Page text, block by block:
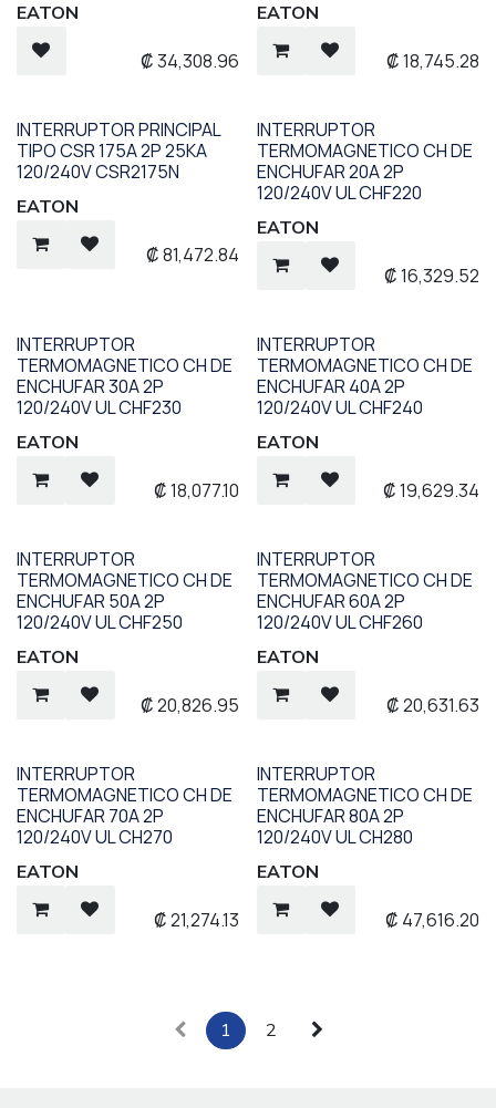
EATON
₡34,308.96
EATON
₡18,745.28
INTERRUPTOR PRINCIPAL
TIPO CSR 175A 2P 25KA
120/240V CSR2175N
EATON
₡81,472.84
INTERRUPTOR
TERMOMAGNETICO CH DE
ENCHUFAR 20A 2P
120/240V UL CHF220
EATON
₡16,329.52
INTERRUPTOR
TERMOMAGNETICO CH DE
ENCHUFAR 30A 2P
120/240V UL CHF230
EATON
₡18,077.10
INTERRUPTOR
TERMOMAGNETICO CH DE
ENCHUFAR 40A 2P
120/240V UL CHF240
EATON
₡19,629.34
INTERRUPTOR
TERMOMAGNETICO CH DE
ENCHUFAR 50A 2P
120/240V UL CHF250
EATON
₡20,826.95
INTERRUPTOR
TERMOMAGNETICO CH DE
ENCHUFAR 60A 2P
120/240V UL CHF260
EATON
₡20,631.63
INTERRUPTOR
TERMOMAGNETICO CH DE
ENCHUFAR 70A 2P
120/240V UL CH270
EATON
₡21,274.13
INTERRUPTOR
TERMOMAGNETICO CH DE
ENCHUFAR 80A 2P
120/240V UL CH280
EATON
₡ 47,616.20
1 2